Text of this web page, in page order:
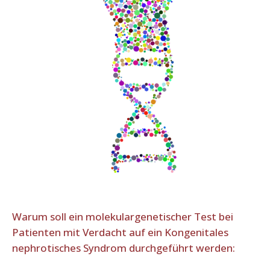
Warum soll ein molekulargenetischer Test bei
Patienten mit Verdacht auf ein Kongenitales
nephrotisches Syndrom durchgeführt werden: